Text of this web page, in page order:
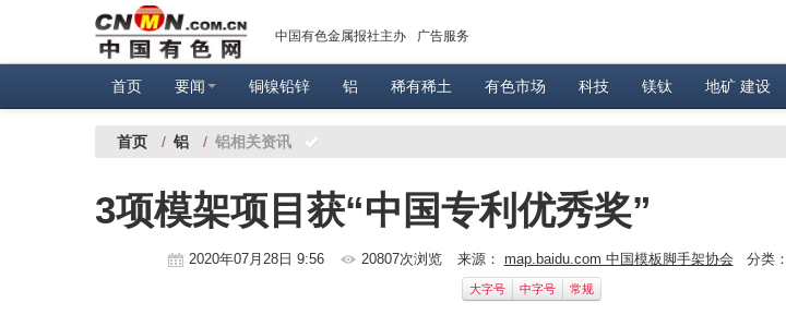
中国有色金属报社主办 广告服务
首页 要闻 铜镍铅锌 铝 稀有稀土 有色市场 科技 镁钛 地矿 建设
首页 / 铝 / 铝相关资讯
3项模架项目获“中国专利优秀奖”
2020年07月28日 9:56 20807次浏览 来源： map.baidu.com 中国模板脚手架协会 分类：
大字号 中字号 常规